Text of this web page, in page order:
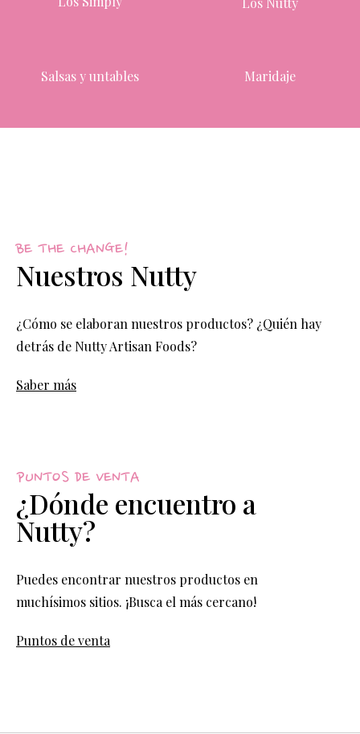
Salsas y untables Maridaje
BE THE CHANGE!
Nuestros Nutty
¿Cómo se elaboran nuestros productos? ¿Quién hay
detrás de Nutty Artisan Foods?
Saber más
PUNTOS DE VENTA
¿Dónde encuentro a
Nutty?
Puedes encontrar nuestros productos en
muchísimos sitios. ¡Busca el más cercano!
Puntos de venta